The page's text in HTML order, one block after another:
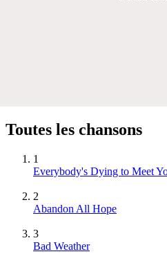
Toutes les chansons
1
Everybody's Dying to Meet
2
Abandon All Hope
3
Bad Weather